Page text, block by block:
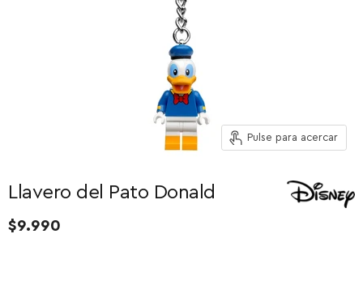
Pulse para acercar
Llavero del Pato Donald
$9.990